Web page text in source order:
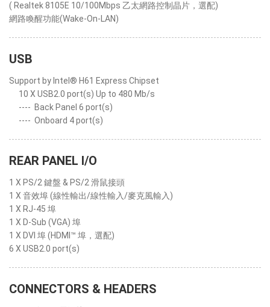
( Realtek 8105E 10/100Mbps 乙太網路控制晶片，選配)
網路喚醒功能(Wake-On-LAN)
USB
Support by Intel® H61 Express Chipset
10 X USB2.0 port(s) Up to 480 Mb/s
---- Back Panel 6 port(s)
---- Onboard 4 port(s)
REAR PANEL I/O
1 X PS/2 鍵盤 & PS/2 滑鼠接頭
1 X 音效埠 (線性輸出/線性輸入/麥克風輸入)
1 X RJ-45 埠
1 X D-Sub (VGA) 埠
1 X DVI 埠 (HDMI™ 埠，選配)
6 X USB2.0 port(s)
CONNECTORS & HEADERS